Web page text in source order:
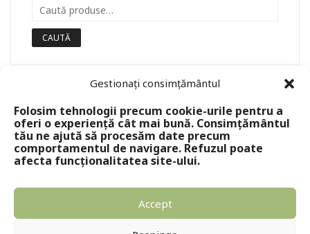
Gestionați consimțământul
Folosim tehnologii precum cookie-urile pentru a
oferi o experiență cât mai bună. Consimțământul
tău ne ajută să procesăm date precum
comportamentul de navigare. Refuzul poate
afecta funcționalitatea site-ului.
Accept
CAUTĂ